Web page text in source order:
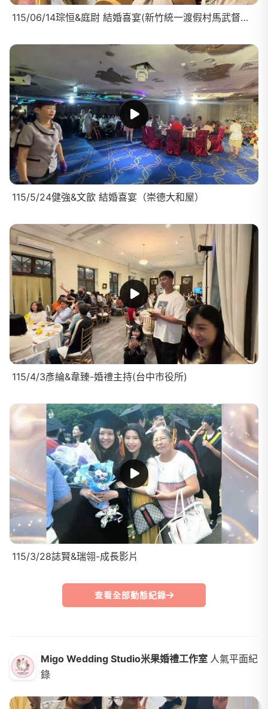
Migo Wedding Studio米果婚禮工作室 人氣平面紀
錄
115/06/14琮恒&庭尉 結婚喜宴(新竹統一渡假村馬武督會議中心)
115/5/24健強&文歆 結婚喜宴（崇德大和屋）
115/4/3彥綸&韋臻-婚禮主持(台中市役所)
115/3/28誌賢&瑞翎-成長影片
查看全部動態紀錄